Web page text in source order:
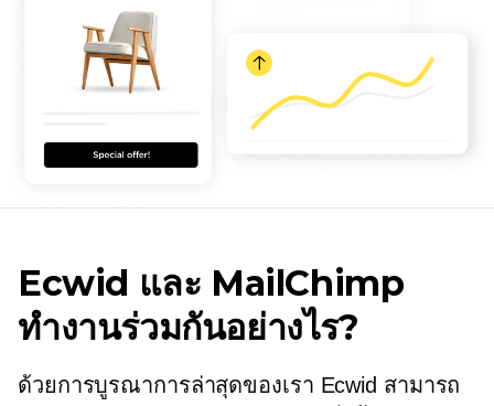
Ecwid และ MailChimp
ทำงานร่วมกันอย่างไร?
ด้วยการบูรณาการล่าสุดของเรา Ecwid สามารถ